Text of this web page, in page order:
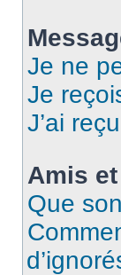
Je ne
Je
J’ai
Amis
Que